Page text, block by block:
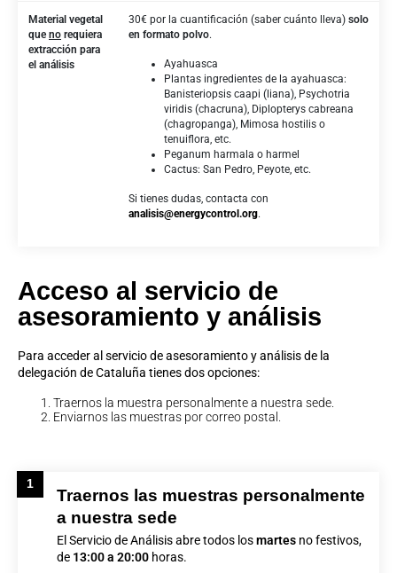
Material vegetal
que no requiera
extracción para
el análisis
30€ por la cuantificación (saber cuánto lleva) solo
en formato polvo.
Ayahuasca
Plantas ingredientes de la ayahuasca:
Banisteriopsis caapi (liana), Psychotria
viridis (chacruna), Diplopterys cabreana
(chagropanga), Mimosa hostilis o
tenuiflora, etc.
Peganum harmala o harmel
Cactus: San Pedro, Peyote, etc.
Si tienes dudas, contacta con
analisis@energycontrol.org.
Acceso al servicio de
asesoramiento y análisis
Para acceder al servicio de asesoramiento y análisis de la
delegación de Cataluña tienes dos opciones:
Traernos la muestra personalmente a nuestra sede.
Enviarnos las muestras por correo postal.
1
Traernos las muestras personalmente
a nuestra sede
El Servicio de Análisis abre todos losmartes no festivos,
de 13:00 a 20:00 horas.